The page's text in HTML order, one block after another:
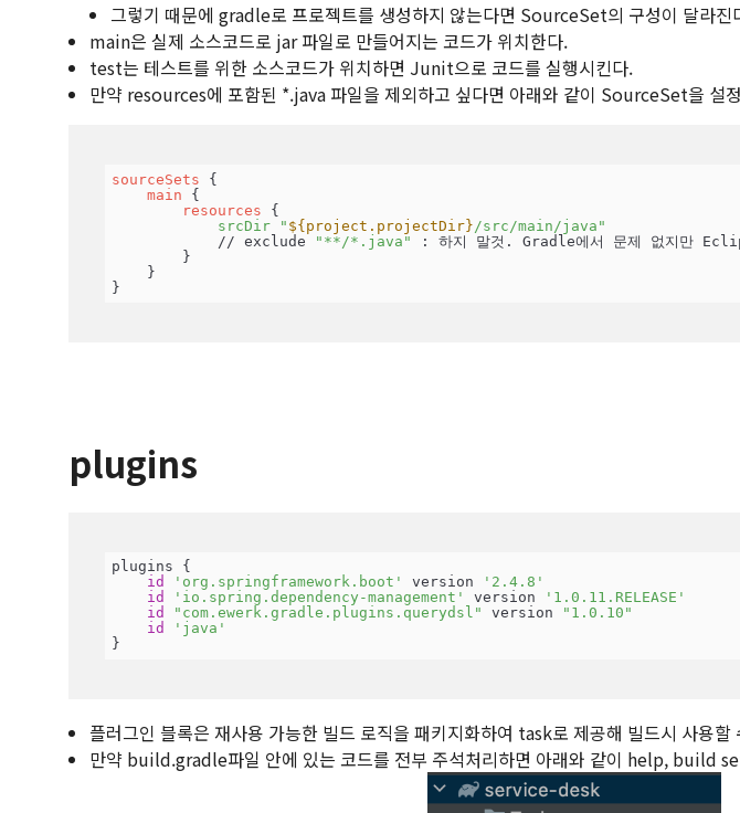
그렇기 때문에 gradle로 프로젝트를 생성하지 않는다면 SourceSet의 구성이 달라진
main은 실제 소스코드로 jar 파일로 만들어지는 코드가 위치한다.
test는 테스트를 위한 소스코드가 위치하면 Junit으로 코드를 실행시킨다.
만약 resources에 포함된 *.java 파일을 제외하고 싶다면 아래와 같이 SourceSet을 설
sourceSets {
main {
resources {
srcDir
" ${project.projectDir} /src/main/java"
            // exclude
"**/*.java"
: 하지 말것. Gradle에서 문제 없지만
        }
    }
}
plugins
plugins {
id
'org.springframework.boot' version
'2.4.8'
id
'io.spring.dependency-management' version
'1.0.11.RELEASE'
id
"com.ewerk.gradle.plugins.querydsl" version
"1.0.10"
id
'java'
}
플러그인 블록은 재사용 가능한 빌드 로직을 패키지화하여 task로 제공해 빌드시 사용할
만약 build.gradle파일 안에 있는 코드를 전부 주석처리하면 아래와 같이 help, build